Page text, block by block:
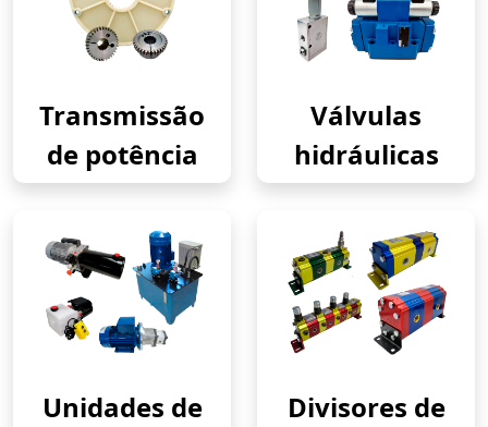
Transmissão
de potência
Válvulas
hidráulicas
Unidades de
Divisores de